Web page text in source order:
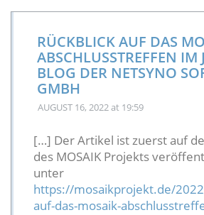
RÜCKBLICK AUF DAS
ABSCHLUSSTREFFEN IM
BLOG DER NETSYNO
GMBH
AUGUST 16, 2022at 19:59
[…] Der Artikel ist zuerst auf
des MOSAIK Projekts
unter
https://mosaikprojekt.de/
auf-das-mosaik-